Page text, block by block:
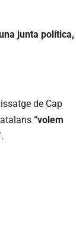
junta política,
de Cap
“volem
.